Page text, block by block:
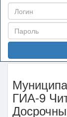
ГИА-9